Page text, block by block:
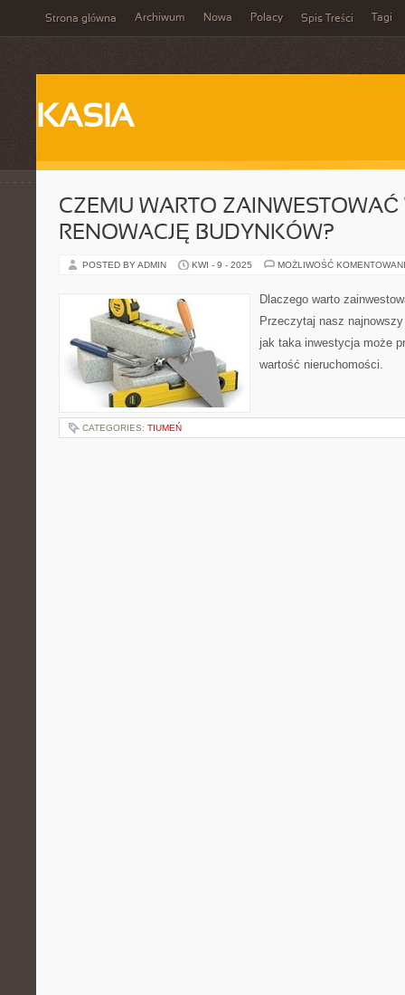
Strona główna Archiwum Nowa Polacy Spis Treści Tagi
KASIA
CZEMU WARTO ZAINWESTOWAĆ
RENOWACJĘ BUDYNKÓW?
POSTED BY ADMIN KWI - 9 - 2025 MOŻLIWOŚĆ
Dlaczego warto
Przeczytaj nasz
jak taka inwestycja może
wartość nieruchomości.
CATEGORIES: TIUMEŃ